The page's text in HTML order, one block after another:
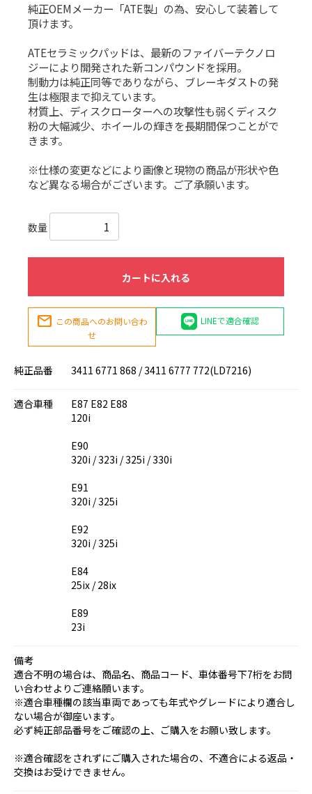
純正OEMメーカー「ATE製」の為、安心して装着して
頂けます。
ATEセラミックパッドは、最新のファイバーテクノロ
ジーにより開発された新コンパウンドを採用。
制動力は純正同等でありながら、ブレーキダストの発
生は極限まで抑えています。
材質上、ディスクローターへの攻撃性も弱くディスク
粉の大幅減少、ホイールの輝きを長期間保つことがで
きます。
※仕様の変更などにより画像と現物の商品が形状や色
など異なる場合がございます。ご了承願います。
数量
カートに入れる
mail この商品へのお問い合わ
せ
LINEで適合確認
純正品番 3411 6771 868 / 3411 6777 772(LD7216)
適合車種
E87 E82 E88
120i
E90
320i / 323i / 325i / 330i
E91
320i / 325i
E92
320i / 325i
E84
25ix / 28ix
E89
23i
備考
適合不明の場合は、商品名、商品コード、車体番号下7桁をお問
い合わせよりご連絡願います。
※適合車種欄の該当車両であっても年式やグレードにより適合し
ない場合が御座います。
必ず純正部品番号をご確認の上、ご購入をお願い致します。
※適合確認をされずにご購入された場合の、不適合による返品・
交換はお受けできません。